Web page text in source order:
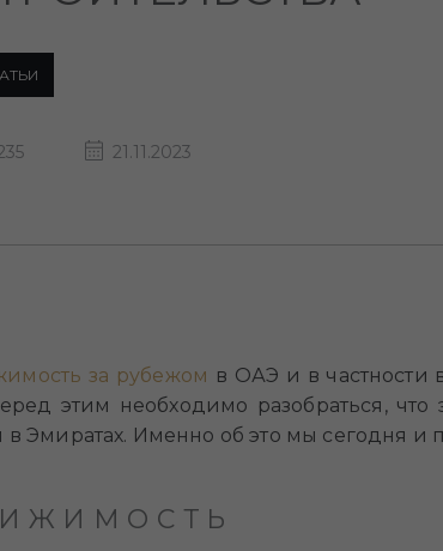
21.11.2023
за рубежом в ОАЭ и в частности
этим необходимо разобраться, что
Эмиратах. Именно об это мы сегодня и